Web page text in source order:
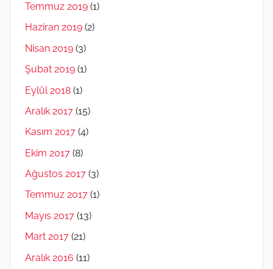
Temmuz 2019 (1)
Haziran 2019 (2)
Nisan 2019 (3)
Şubat 2019 (1)
Eylül 2018 (1)
Aralık 2017 (15)
Kasım 2017 (4)
Ekim 2017 (8)
Ağustos 2017 (3)
Temmuz 2017 (1)
Mayıs 2017 (13)
Mart 2017 (21)
Aralık 2016 (11)